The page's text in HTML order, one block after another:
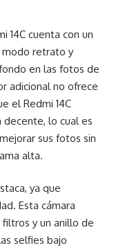
14C cuenta con un
modo retrato y
en las fotos de
adicional no ofrece
el Redmi 14C
lo cual es
sus fotos sin
alta.
ya que
Esta cámara
y un anillo de
selfies bajo